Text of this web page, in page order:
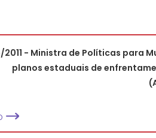
2011 - Ministra de Políticas para
planos estaduais de